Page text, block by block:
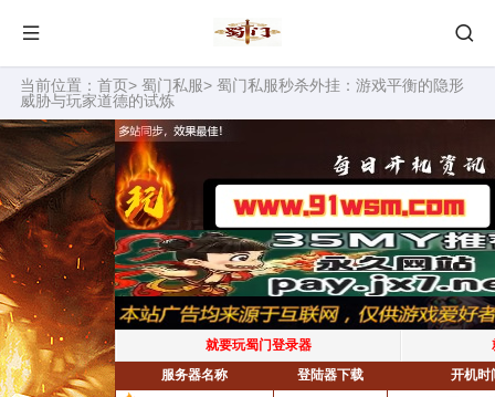
当前位置： 首页> 蜀门私服> 蜀门私服秒杀外挂：游戏平衡的隐形
威胁与玩家道德的试炼